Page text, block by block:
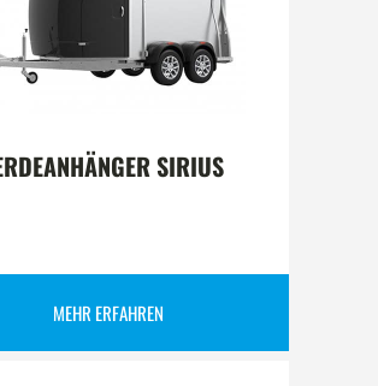
SIRIUS
MEHR ERFAHREN